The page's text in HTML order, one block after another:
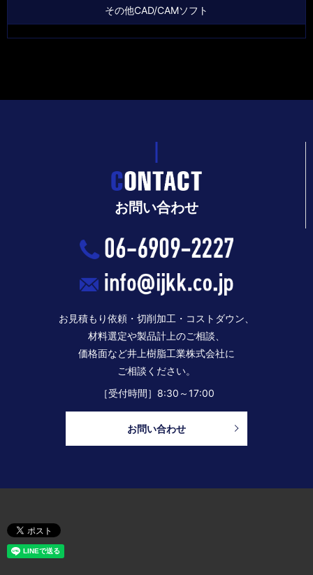
その他CAD/CAMソフト
お問い合わせ
お見積もり依頼・切削加工・コストダウン、
材料選定や製品計上のご相談、
価格面など井上樹脂工業株式会社に
ご相談ください。
［受付時間］8:30～17:00
お問い合わせ